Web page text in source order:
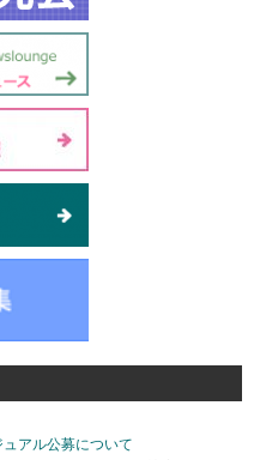
アル公募について